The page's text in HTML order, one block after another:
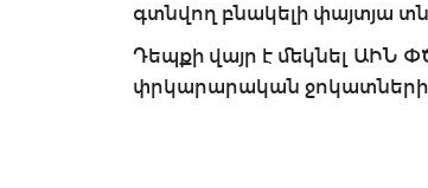
գտնվող բնակելի փայտյա
Դեպքի վայր է մեկնել ԱԻՆ
փրկարարական